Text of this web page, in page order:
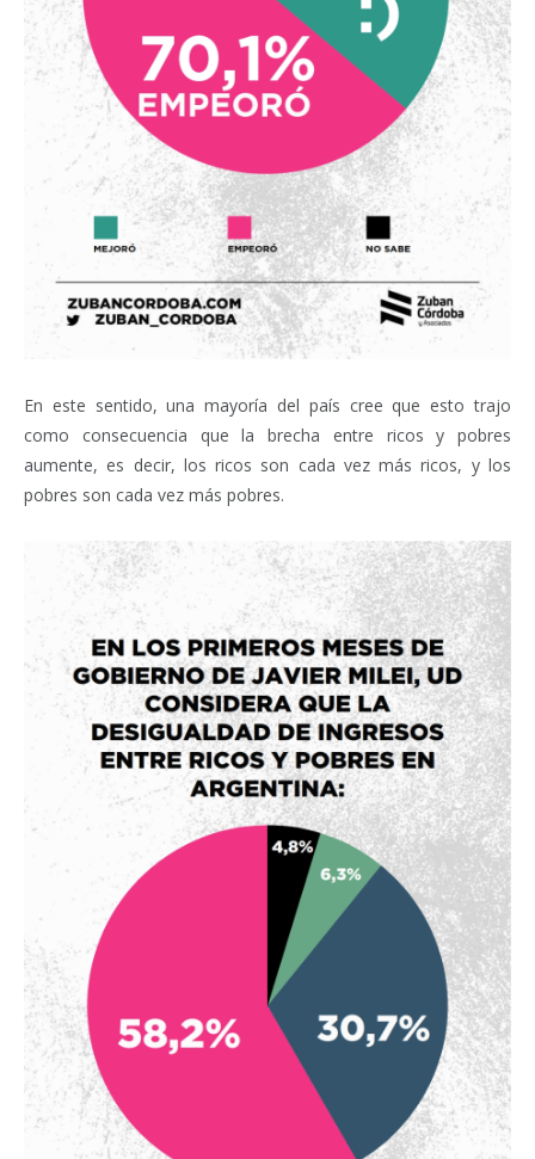
En este sentido, una mayoría del país cree que esto trajo
como consecuencia que la brecha entre ricos y pobres
aumente, es decir, los ricos son cada vez más ricos, y los
pobres son cada vez más pobres.